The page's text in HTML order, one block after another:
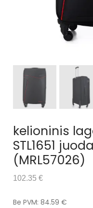
kelioninis
STL1651
(MRL57026)
102.35 €
Be PVM: 84.59 €